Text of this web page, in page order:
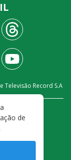
Televisão Record S.A
de